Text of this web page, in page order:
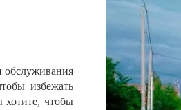
обслуживания
избежать
хотите, чтобы